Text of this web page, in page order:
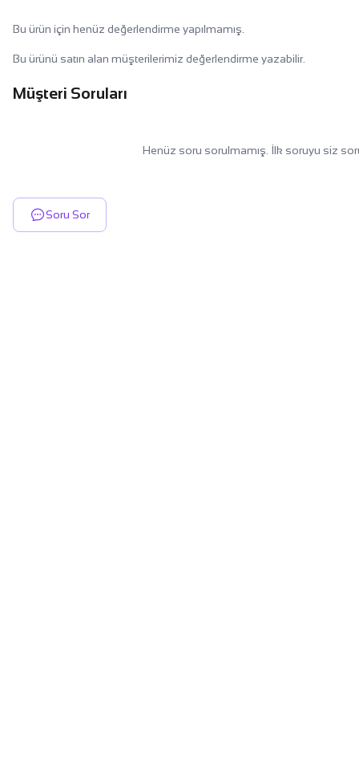
Bu ürün için henüz değerlendirme yapılmamış.
Bu ürünü satın alan müşterilerimiz değerlendirme yazabilir.
Müşteri Soruları
Henüz soru sorulmamış. İlk soruyu siz
Soru Sor